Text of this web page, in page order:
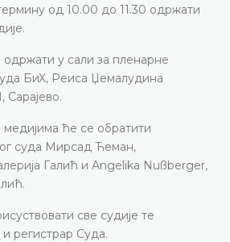
од 10.00 до 11.30 одржати
у сали за пленарне
БиХ, Реиса Џемалудина
Сарајево.
ће се обратити
суда Мирсад Ћеман,
Галић и Angelika Nußberger,
све судије те
регистрар Суда.